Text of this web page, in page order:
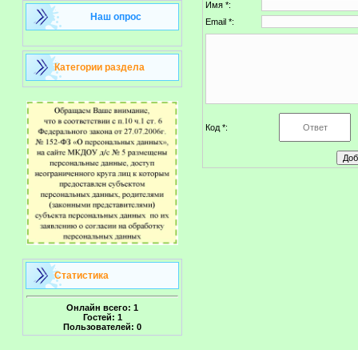
Наш опрос
Категории раздела
Статистика
Онлайн всего: 1
Гостей: 1
Пользователей: 0
Имя *:
Email *:
Код *: